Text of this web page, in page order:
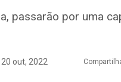
passarão por uma
20 out, 2022